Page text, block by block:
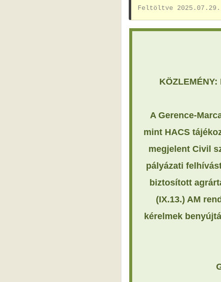
Feltöltve 2025.07.29.
A Gerence-
mint HACS
megjelent Civil
pályázati
biztosított
(IX.13.) AM
kérelmek